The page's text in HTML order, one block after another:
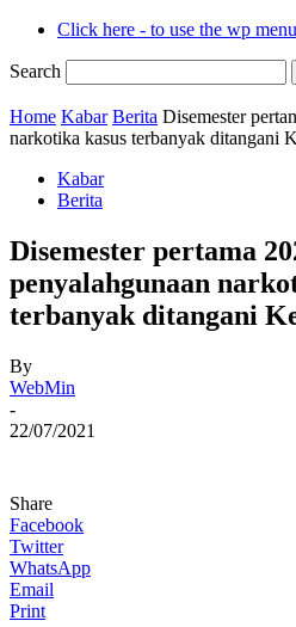
Click here - to use the wp
Search
Home Kabar Berita Disemester
narkotika kasus terbanyak ditangani
Kabar
Berita
Disemester pertama
penyalahgunaan
terbanyak ditangani
By
WebMin
-
22/07/2021
Share
Facebook
Twitter
WhatsApp
Email
Print